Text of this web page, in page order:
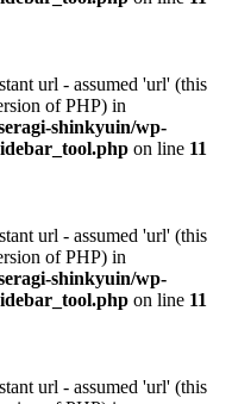
url - assumed 'url' (this
of PHP) in
shinkyuin/wp-
on line 11
url - assumed 'url' (this
of PHP) in
shinkyuin/wp-
on line 11
url - assumed 'url' (this